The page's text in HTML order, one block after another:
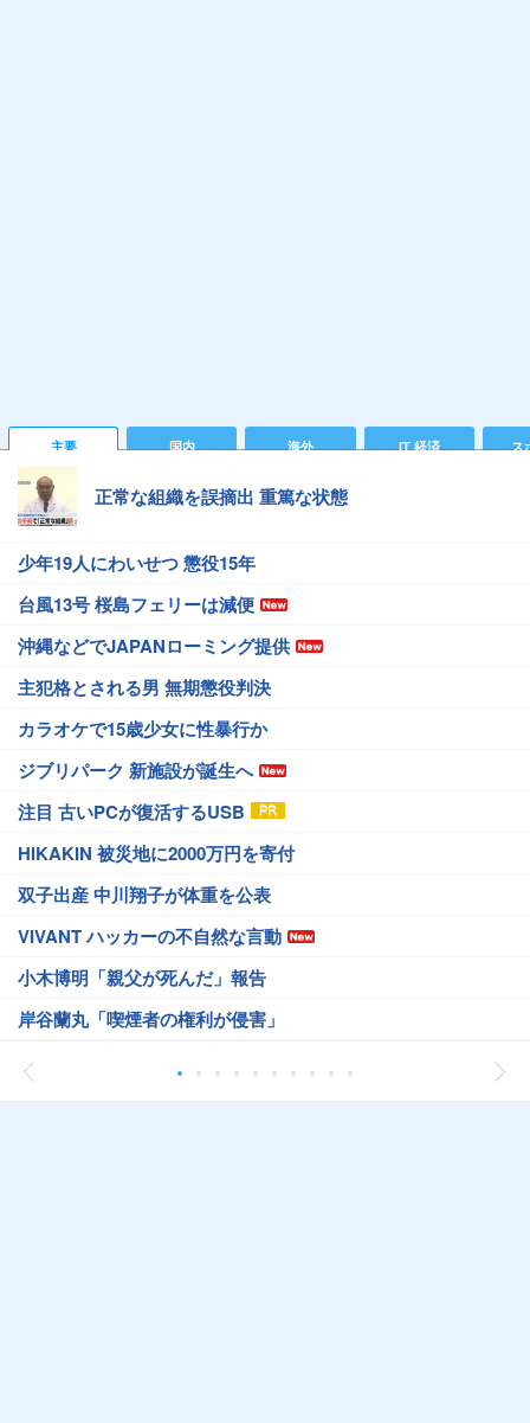
主要 国内 海外 IT 経済 ス
正常な組織を誤摘出 重篤な状態
少年19人にわいせつ 懲役15年
台風13号 桜島フェリーは減便
沖縄などでJAPANローミング提供
主犯格とされる男 無期懲役判決
カラオケで15歳少女に性暴行か
ジブリパーク 新施設が誕生へ
注目 古いPCが復活するUSB
HIKAKIN 被災地に2000万円を寄付
双子出産 中川翔子が体重を公表
VIVANT ハッカーの不自然な言動
小木博明「親父が死んだ」報告
岸谷蘭丸「喫煙者の権利が侵害」